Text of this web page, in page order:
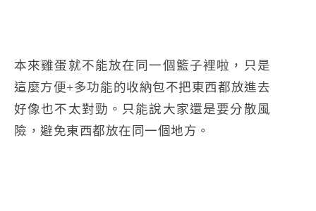
本來雞蛋就不能放在同一個籃子裡啦，只是
這麼方便+多功能的收納包不把東西都放進去
好像也不太對勁。只能說大家還是要分散風
險，避免東西都放在同一個地方。